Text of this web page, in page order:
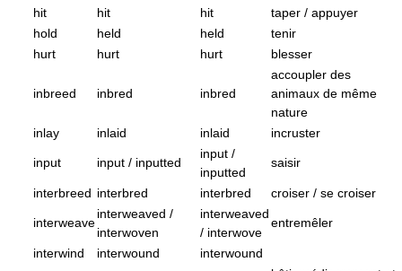
hit
hit hit
taper / appuyer
hold
held held
tenir
hurt
hurt hurt blesser
inbreed inbred inbred
accoupler des
animaux de même
nature
inlay
inlaid inlaid incruster
input input / inputted
input /
inputted
saisir
interbreed interbred interbred croiser / se croiser
interweave
interweaved /
interwoven
interweaved
/ interwove
entremêler
interwind interwound interwound